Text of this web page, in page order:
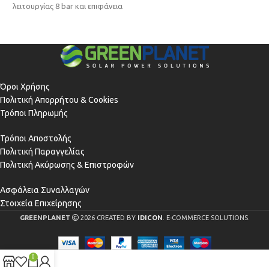
λειτουργίας 8 bar και επιφάνεια
Όροι Χρήσης
Πολιτική Απορρήτου & Cookies
Τρόποι Πληρωμής
Τρόποι Αποστολής
Πολιτική Παραγγελίας
Πολιτική Ακύρωσης & Επιστροφών
Ασφάλεια Συναλλαγών
Στοιχεία Επιχείρησης
GREENPLANET 2026 CREATED BY IDICON . E-COMMERCE SOLUTIONS.
0